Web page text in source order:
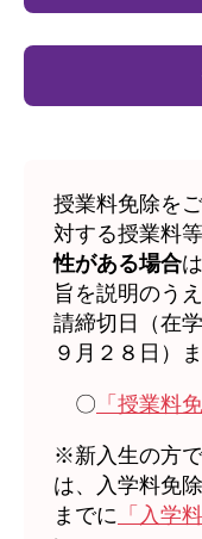
授業料免除を
対する授業料
性がある場合
旨を説明のう
請締切日（在
９月２８日）
〇 「授業料
※新入生の方
は、入学料免
までに 「入学